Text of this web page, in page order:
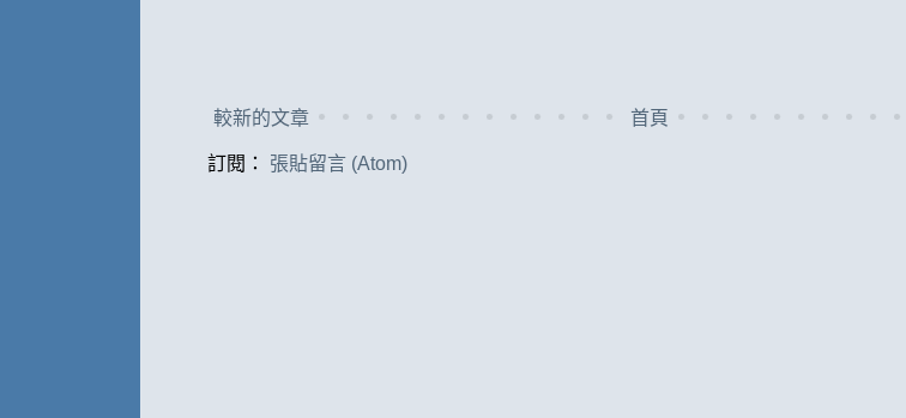
較新的文章 首頁
訂閱： 張貼留言 (Atom)